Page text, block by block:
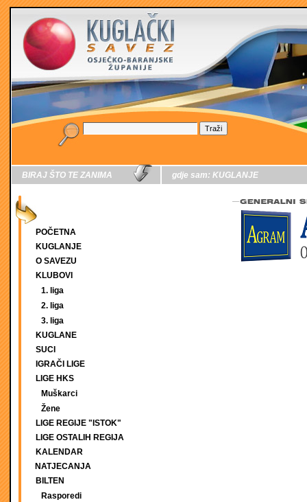
BIRAJ ŠTO TE ZANIMA
POČETNA
KUGLANJE
O SAVEZU
KLUBOVI
1. liga
2. liga
3. liga
KUGLANE
SUCI
IGRAČI LIGE
LIGE HKS
Muškarci
Žene
LIGE REGIJE "ISTOK"
LIGE OSTALIH REGIJA
KALENDAR
NATJECANJA
BILTEN
Rasporedi
gdje sam: KUGLANJE